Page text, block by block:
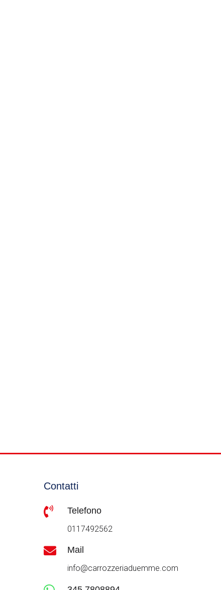
Contatti
 Telefono
0117492562
 Mail
info@carrozzeriaduemme.com